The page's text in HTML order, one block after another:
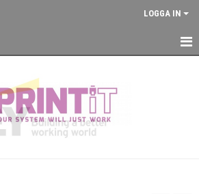
LOGGA IN